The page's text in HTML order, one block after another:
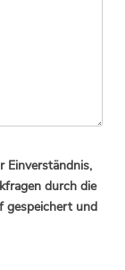
Einverständnis,
durch die
gespeichert und